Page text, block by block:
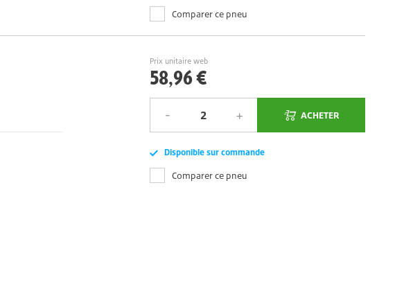
Comparer ce pneu
Prix unitaire web
58,96 €
ACHETER
Disponible sur commande
Comparer ce pneu